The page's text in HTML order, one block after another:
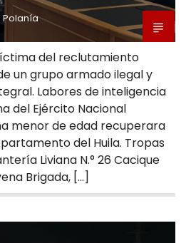
Polanía
del reclutamiento
un grupo armado ilegal y
Labores de inteligencia
del Ejército Nacional
menor de edad recuperara
del Huila. Tropas
Liviana N.° 26 Cacique
Brigada, […]